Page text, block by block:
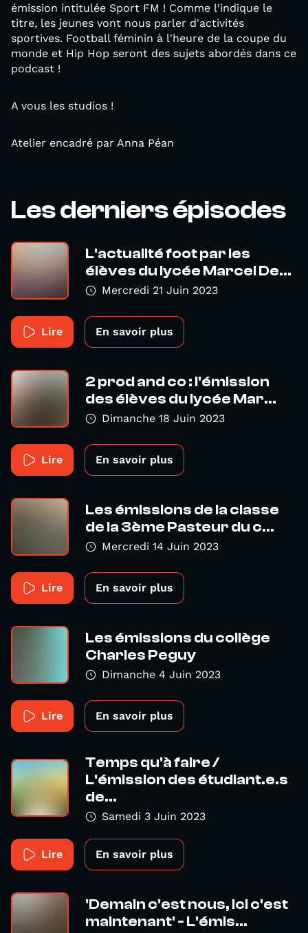
émission intitulée Sport FM ! Comme l'indique le
titre, les jeunes vont nous parler d'activités
sportives. Football féminin à l'heure de la coupe du
monde et Hip Hop seront des sujets abordés dans ce
podcast !
A vous les studios !
Atelier encadré par Anna Péan
Les derniers épisodes
L'actualité foot par les
élèves du lycée Marcel De...
Mercredi 21 Juin 2023
Lire En savoir plus
2 prod and co : l'émission
des élèves du lycée Mar...
Dimanche 18 Juin 2023
Lire En savoir plus
Les émissions de la classe
de la 3ème Pasteur du c...
Mercredi 14 Juin 2023
Lire En savoir plus
Les émissions du collège
Charles Peguy
Dimanche 4 Juin 2023
Lire En savoir plus
Temps qu'à faire /
L'émission des étudiant.e.s
de...
Samedi 3 Juin 2023
Lire En savoir plus
'Demain c'est nous, Ici c'est
maintenant' - L'émis...